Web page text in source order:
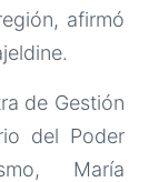
afirmó
de Gestión
del Poder
María